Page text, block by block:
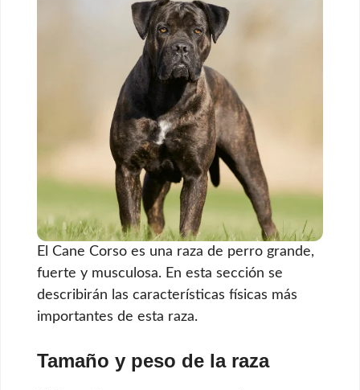
El Cane Corso es una raza de perro grande,
fuerte y musculosa. En esta sección se
describirán las características físicas más
importantes de esta raza.
Tamaño y peso de la raza